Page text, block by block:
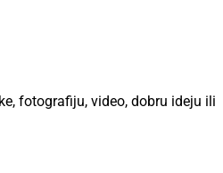
fotografiju, video, dobru ideju ili